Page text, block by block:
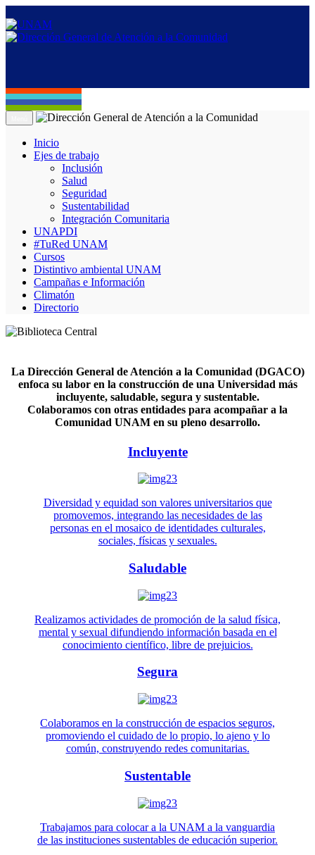
Inicio
Ejes de trabajo
Inclusión
Salud
Seguridad
Sustentabilidad
Integración Comunitaria
UNAPDI
#TuRed UNAM
Cursos
Distintivo ambiental UNAM
Campañas e Información
Climatón
Directorio
La Dirección General de Atención a la Comunidad (DGACO)
enfoca su labor en la construcción de una Universidad más
incluyente, saludable, segura y sustentable.
Colaboramos con otras entidades para acompañar a la
Comunidad UNAM en su pleno desarrollo.
Incluyente
Diversidad y equidad son valores universitarios que
promovemos, integrando las necesidades de las
personas en el mosaico de identidades culturales,
sociales, físicas y sexuales.
Saludable
Realizamos actividades de promoción de la salud física,
mental y sexual difundiendo información basada en el
conocimiento científico, libre de prejuicios.
Segura
Colaboramos en la construcción de espacios seguros,
promoviendo el cuidado de lo propio, lo ajeno y lo
común, construyendo redes comunitarias.
Sustentable
Trabajamos para colocar a la UNAM a la vanguardia
de las instituciones sustentables de educación superior.